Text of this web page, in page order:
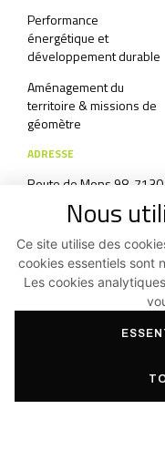
Performance
énergétique et
développement durable
Aménagement du
territoire & missions de
géomètre
ADRESSE
Route de Mons 98,
+32 64/33 83 07
info@aas3.be
Formulaire de contact
Conditions générales et
Nous
Ce site utilise des
cookies essentiels sont
Les cookies